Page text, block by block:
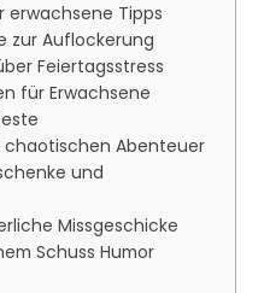
Tipps
zur Auflockerung
Feiertagsstress
für Erwachsene
Abenteuer
und
Missgeschicke
Schuss Humor